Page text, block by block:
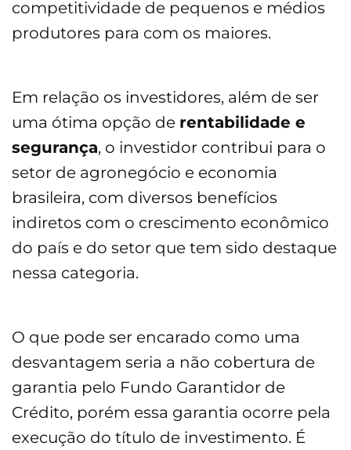
competitividade de pequenos e médios
produtores para com os maiores.
Em relação os investidores, além de ser
uma ótima opção de rentabilidade e
segurança, o investidor contribui para o
setor de agronegócio e economia
brasileira, com diversos benefícios
indiretos com o crescimento econômico
do país e do setor que tem sido destaque
nessa categoria.
O que pode ser encarado como uma
desvantagem seria a não cobertura de
garantia pelo Fundo Garantidor de
Crédito, porém essa garantia ocorre pela
execução do título de investimento. É